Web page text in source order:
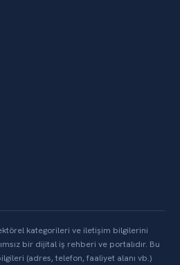
kategorileri ve iletişim bilgilerini
bir dijital iş rehberi ve portalıdır. Bu
(adres, telefon, faaliyet alanı vb.)